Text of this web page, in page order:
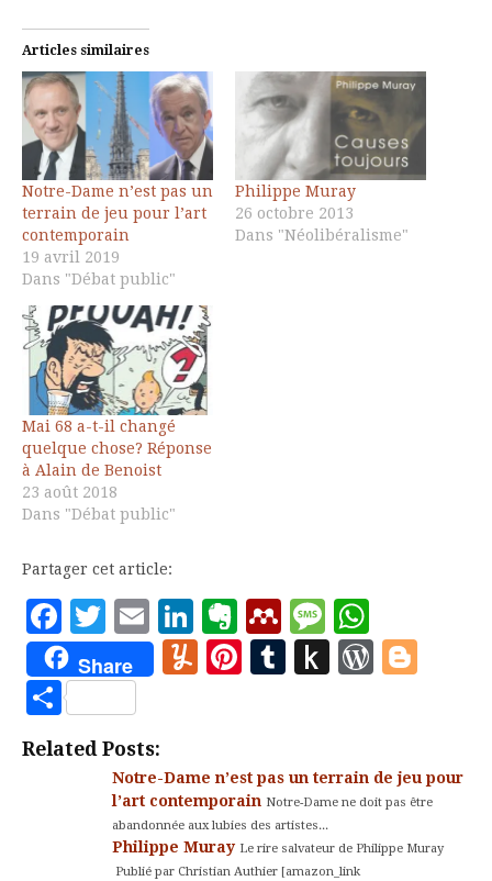
Articles similaires
Notre-Dame n’est pas un
terrain de jeu pour l’art
contemporain
19 avril 2019
Dans "Débat public"
Philippe Muray
26 octobre 2013
Dans "Néolibéralisme"
Mai 68 a-t-il changé
quelque chose? Réponse
à Alain de Benoist
23 août 2018
Dans "Débat public"
Partager cet article:
Facebook
Twitter
EmailLinkedIn
Evernote
Mendeley
Message
Share Yummly
Pinterest
Tumblr
Push
Partager
Related Posts:
Notre-Dame n’est pas un terrain de jeu pour
l’art contemporain Notre-Dame ne doit pas être
abandonnée aux lubies des artistes...
Philippe Muray Le rire salvateur de Philippe Muray
Publié par Christian Authier [amazon_link